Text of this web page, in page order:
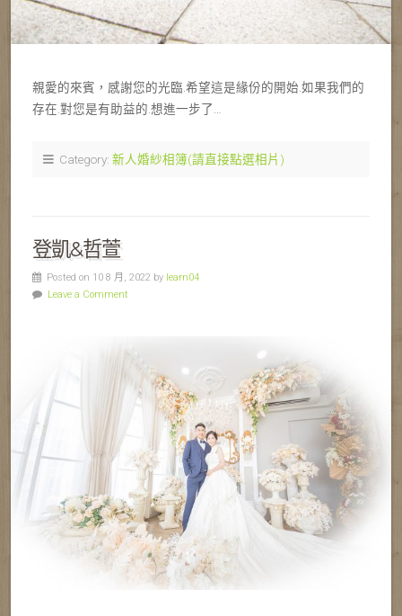
親愛的來賓，感謝您的光臨.希望這是緣份的開始.如果我們的
存在.對您是有助益的.想進一步了…
Category: 新人婚紗相簿(請直接點選相片)
登凱&哲萱
Posted on 10 8 月, 2022 by learn04
Leave a Comment